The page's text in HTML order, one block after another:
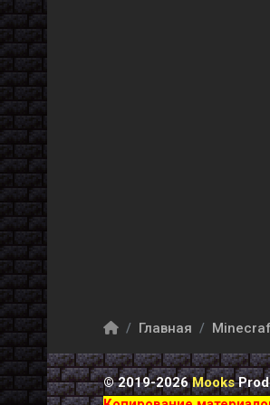
Главная
© 2019-2026Mooks